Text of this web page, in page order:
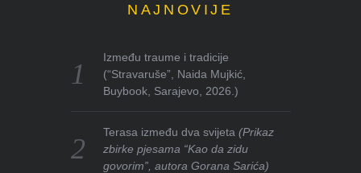
NAJNOVIJE
Između traume i tradicije
(“Stravaruše”, Naida Mujkić,
Buybook, Sarajevo, 2026.)
Terasa između dva svijeta(Prikaz
zbirke pjesama “Kao da zidu
govorim”, autora Gorana Sarića)